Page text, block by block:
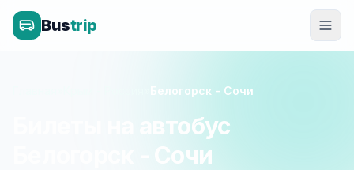
Bustrip
Белогорск - Сочи
Билеты на автобус
Белогорск - Сочи